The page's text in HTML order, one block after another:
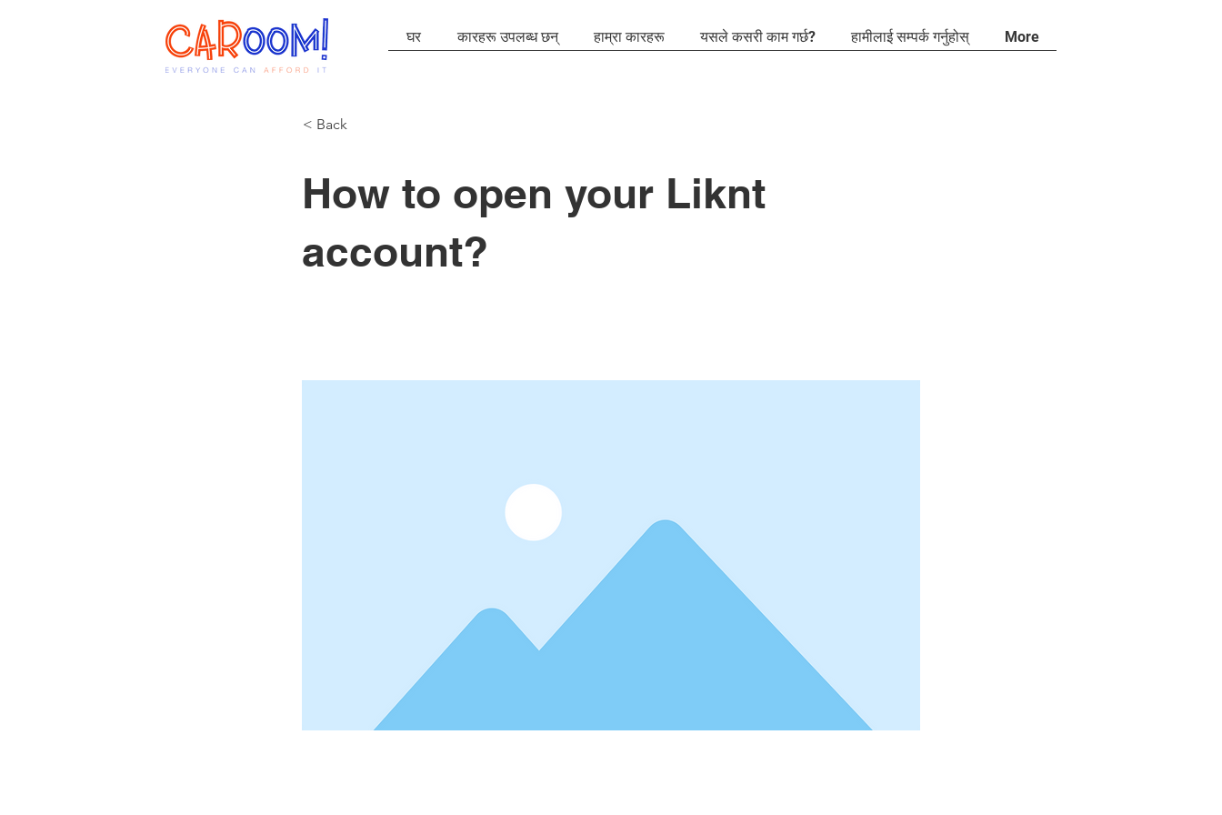
घर कारहरू उपलब्ध छन् हाम्रा कारहरू यसले कसरी काम गर्छ? हामीलाई सम्पर्क गर्नुहोस् More
< Back
How to open your Liknt
account?